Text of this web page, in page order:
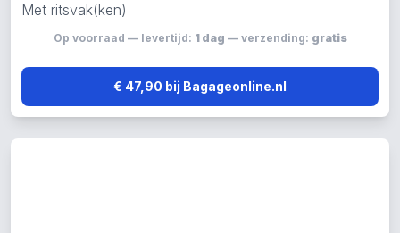
Met ritsvak(ken)
Op voorraad — levertijd: 1 dag — verzending: gratis
€ 47,90 bij Bagageonline.nl